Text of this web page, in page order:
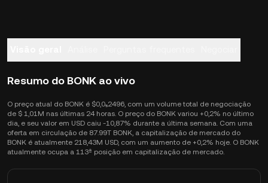
Resumo do BONK ao vivo
O preço atual do BONK é $0,0₅2496, com um volume total de negociação
de $ 1,01M nas últimas 24 horas. O preço do BONK variou +0,2% no último
dia, e seu valor em USD caiu -10,87% durante a última semana. Com uma
oferta em circulação de 87.99T BONK, a capitalização de mercado do
BONK é atualmente 218,43M USD, com um aumento de +0,2% hoje. O BONK
atualmente ocupa a 113ª posição em capitalização de mercado.